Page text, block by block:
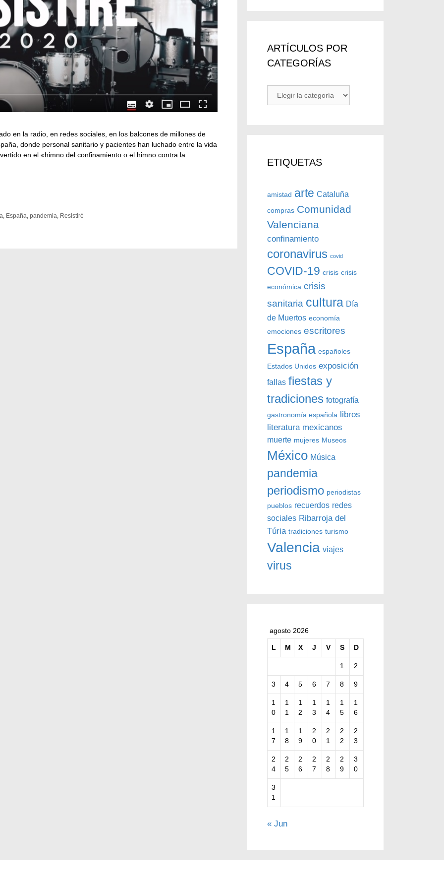
en la radio, en redes sociales, en los balcones de millones de
donde personal sanitario y pacientes han luchado entre la vida
en el «himno del confinamiento o el himno contra la
España ,pandemia Resistiré
ARTÍCULOS POR
CATEGORÍAS
ARTÍCULOS
POR
ETIQUETAS
amistad arte Cataluña
compras Comunidad
Valenciana
confinamiento
coronavirus covid
COVID-19 crisis crisis
económica crisis
sanitaria cultura Día
de Muertos economía
emociones escritores
España españoles
Estados Unidos exposición
fallas fiestas y
tradiciones fotografía
gastronomía española libros
literatura mexicanos
muerte mujeres Museos
México Música
pandemia
periodismo periodistas
pueblos recuerdos redes
sociales Ribarroja del
Túria tradiciones turismo
Valencia viajes
virus
agosto 2026
L M X J V S D
1 2
3 4 5 6 7 8 9
1
0
1
1
1
2
1
3
1
4
1
5
1
6
1
7
1
8
1
9
2
0
2
1
2
2
2
3
2
4
2
5
2
6
2
7
2
8
2
9
3
0
3
1
« Jun